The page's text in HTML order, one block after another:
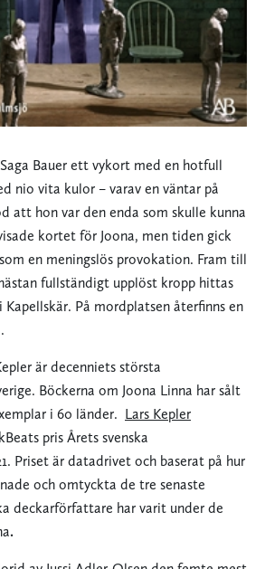
Bauer ett vykort med en hotfull
nio vita kulor – varav en väntar på
att hon var den enda som skulle kunna
kortet för Joona, men tiden gick
en meningslös provokation. Fram till
fullständigt upplöst kropp hittas
På mordplatsen återfinns en
är decenniets största
Böckerna om Joona Linna har sålt
i 60 länder. Lars Kepler
pris Årets svenska
Priset är datadrivet och baserat på hur
och omtyckta de tre senaste
deckarförfattare har varit under de
.